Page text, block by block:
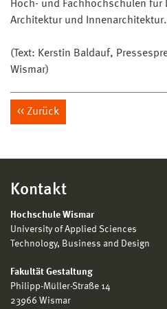
Hoch- und Fachhochschulen für
Architektur und Innenarchitektur.
(Text: Kerstin Baldauf,
Wismar)
Zurück
Kontakt
Hochschule Wismar
University of Applied Sciences
Technology, Business and Design
Fakultät Gestaltung
Philipp-Müller-Straße 14
23966 Wismar